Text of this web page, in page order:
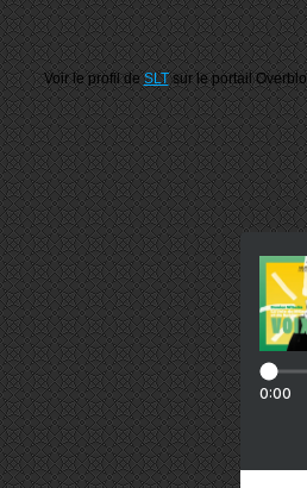
Voir le profil deSLTsur le portail
0:00